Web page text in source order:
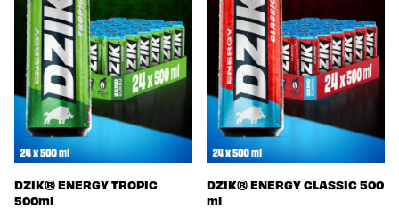
DZIK® ENERGY TROPIC
500ml
DZIK® ENERGY CLASSIC 500
ml